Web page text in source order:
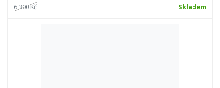
6 300 Kč Skladem